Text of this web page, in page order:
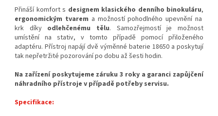
Přináší komfort s designem klasického denního binokuláru,
ergonomickým tvarem a možností pohodlného upevnění na
krk díky odlehčenému tělu. Samozřejmostí je možnost
umístění na stativ, v tomto případě pomocí přiloženého
adaptéru. Přístroj napájí dvě výměnné baterie 18650 a poskytují
tak nepřetržité pozorování po dobu až šesti hodin.
Na zařízení poskytujeme záruku 3 roky a garanci zapůjčení
náhradního přístroje v případě potřeby servisu.
Specifikace: